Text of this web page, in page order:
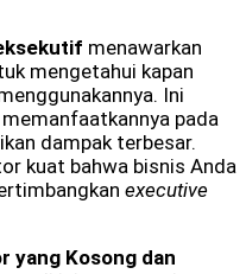
menawarkan
mengetahui kapan
Ini
pada
dampak terbesar.
kuat bahwa bisnis Anda
executive
yang Kosong dan